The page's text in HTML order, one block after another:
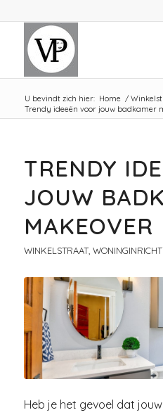
U bevindt zich hier: Home /
Trendy ideeën voor jouw badkamer
TRENDY
JOUW
MAKEOVER
WINKELSTRAAT,
Heb je het gevoel dat